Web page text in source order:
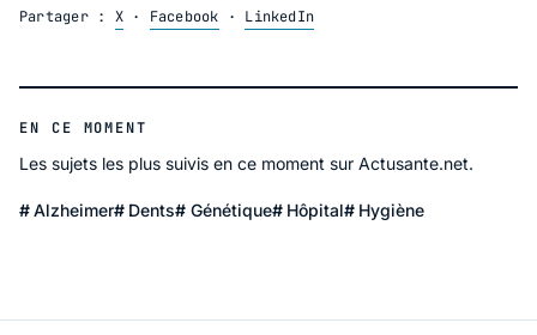
Partager : X· Facebook · LinkedIn
EN CE MOMENT
Les sujets les plus suivis en ce moment sur Actusante.net.
Alzheimer Dents Génétique Hôpital Hygiène